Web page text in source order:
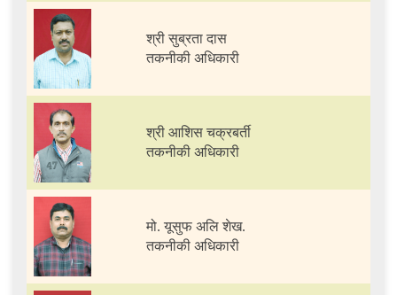
श्री सुब्रता दास
तकनीकी अधिकारी
श्री आशिस चक्रबर्ती
तकनीकी अधिकारी
मो. यूसुफ अलि शेख.
तकनीकी अधिकारी